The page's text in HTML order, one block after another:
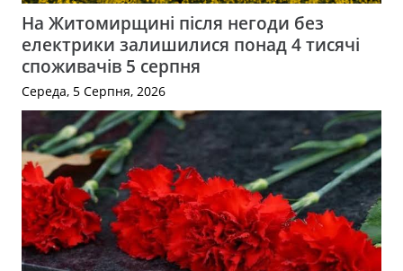
На Житомирщині після негоди без
електрики залишилися понад 4 тисячі
споживачів 5 серпня
Середа, 5 Серпня, 2026